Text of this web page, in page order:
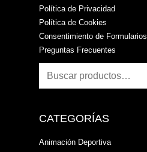
Política de Privacidad
Política de Cookies
Consentimiento de Formularios
Preguntas Frecuentes
CATEGORÍAS
Animación Deportiva